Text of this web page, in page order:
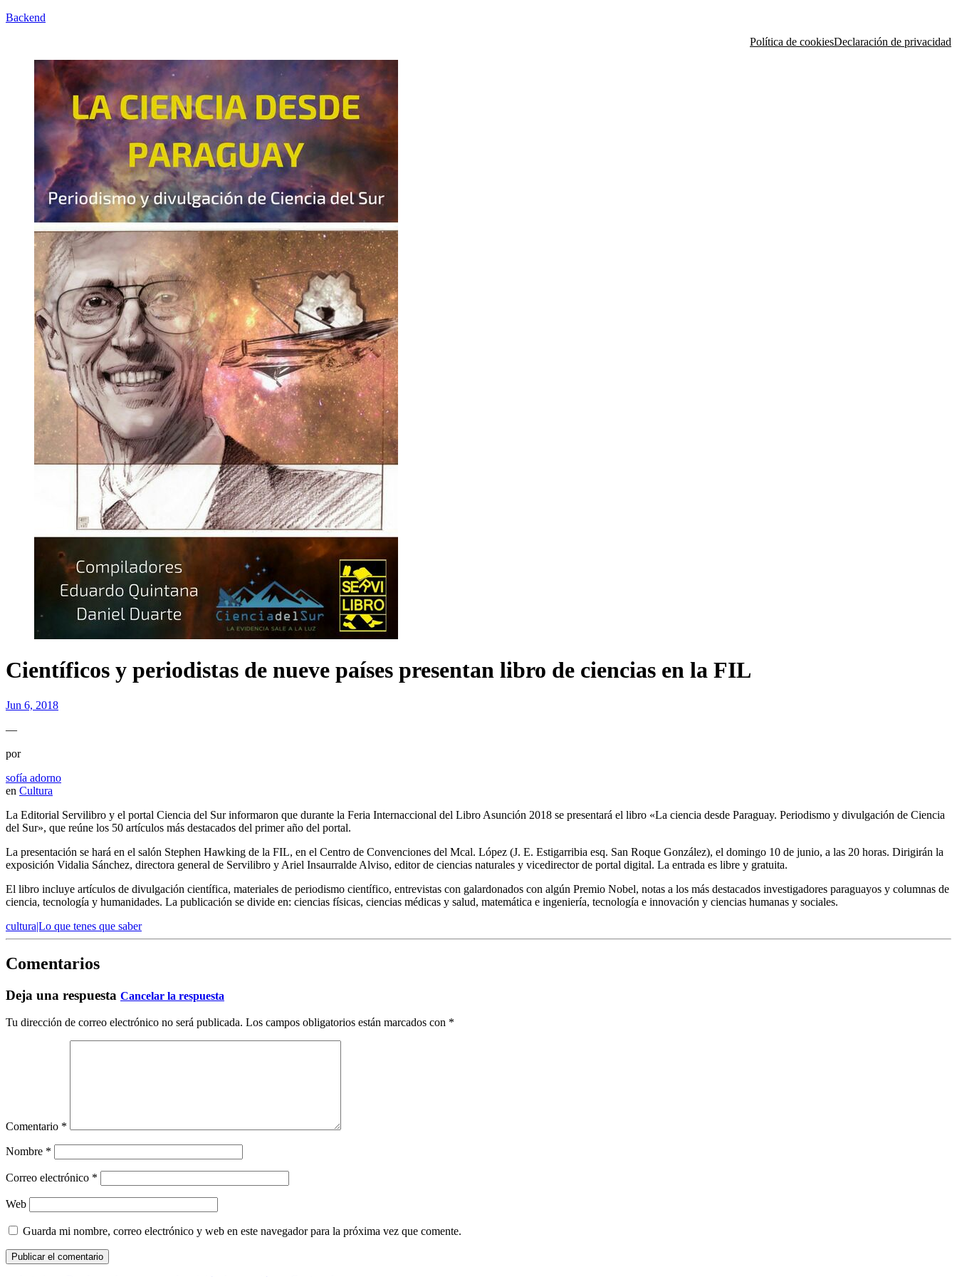
Backend
Política de cookiesDeclaración de privacidad
Científicos y periodistas de nueve países presentan libro de ciencias en la FIL
Jun 6, 2018
—
por
sofía adorno
en Cultura
La Editorial Servilibro y el portal Ciencia del Sur informaron que durante la Feria Internaccional del Libro Asunción 2018 se presentará el libro «La ciencia desde Paraguay. Periodismo y divulgación de Ciencia
del Sur», que reúne los 50 artículos más destacados del primer año del portal.
La presentación se hará en el salón Stephen Hawking de la FIL, en el Centro de Convenciones del Mcal. López (J. E. Estigarribia esq. San Roque González), el domingo 10 de junio, a las 20 horas. Dirigirán la
exposición Vidalia Sánchez, directora general de Servilibro y Ariel Insaurralde Alviso, editor de ciencias naturales y vicedirector de portal digital. La entrada es libre y gratuita.
El libro incluye artículos de divulgación científica, materiales de periodismo científico, entrevistas con galardonados con algún Premio Nobel, notas a los más destacados investigadores paraguayos y columnas de
ciencia, tecnología y humanidades. La publicación se divide en: ciencias físicas, ciencias médicas y salud, matemática e ingeniería, tecnología e innovación y ciencias humanas y sociales.
cultura|Lo que tenes que saber
Comentarios
Deja una respuesta Cancelar la respuesta
Tu dirección de correo electrónico no será publicada. Los campos obligatorios están marcados con *
Comentario *
Nombre *
Correo electrónico *
Web
Guarda mi nombre, correo electrónico y web en este navegador para la próxima vez que comente.